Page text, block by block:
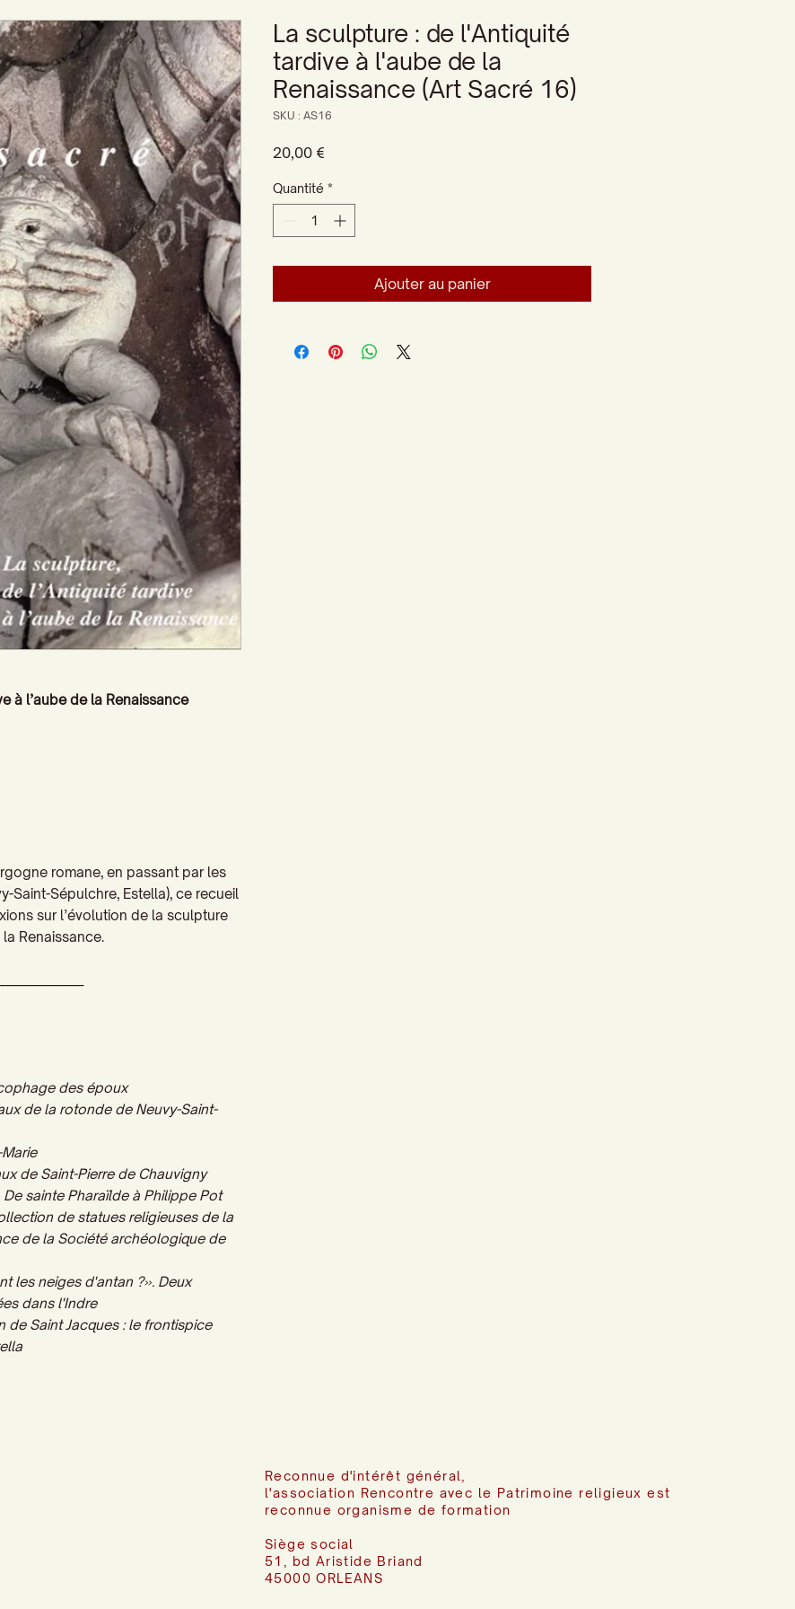
à l’aube de la Renaissance
romane, en passant par les
Saint-Sépulchre, Estella), ce recueil
sur l’évolution de la sculpture
Renaissance.
des époux
de la rotonde de Neuvy-Saint-
de Saint-Pierre de Chauvigny
De sainte Pharaïlde à Philippe Pot
de statues religieuses de la
de la Société archéologique de
les neiges d'antan ?». Deux
dans l'Indre
de Saint Jacques : le frontispice
La sculpture : de l'Antiquité
tardive à l'aube de la
Renaissance (Art Sacré 16)
SKU : AS16
20,00 €
Quantité *
Ajouter au panier
Reconnue d'intérêt général,
l'association Rencontre avec le Patrimoine religieux est
reconnue organisme de formation
Siège social
51, bd Aristide Briand
45000 ORLEANS